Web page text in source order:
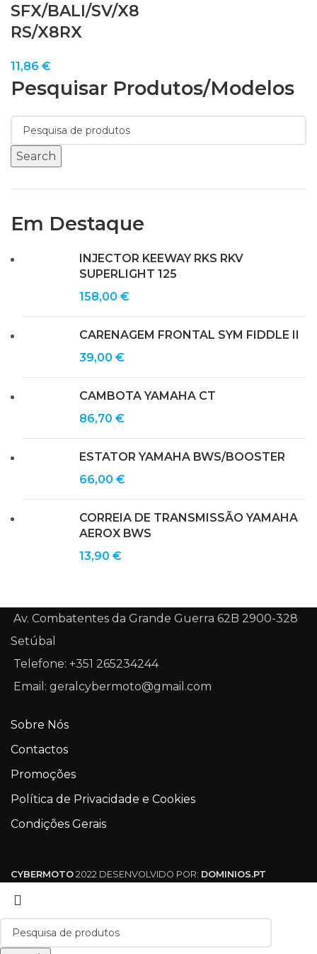
Pesquisar Produtos/modelos
Search
Em Destaque
INJECTOR KEEWAY RKS RKV
SUPERLIGHT 125
158,00 €
CARENAGEM FRONTAL SYM FIDDLE II
39,00 €
CAMBOTA YAMAHA CT
86,70 €
ESTATOR YAMAHA BWS/BOOSTER
66,00 €
CORREIA DE TRANSMISSÃO YAMAHA
AEROX BWS
13,90 €
SFX/BALI/SV/X8
RS/X8RX
11,86 €
Av. Combatentes da Grande Guerra 62B 2900-328
Setúbal
Telefone: +351 265234244
Email: geralcybermoto@gmail.com
Sobre Nós
Contactos
Promoções
Política de Privacidade e Cookies
Condições Gerais
CYBERMOTO 2022 DESENVOLVIDO POR: DOMINIOS.PT